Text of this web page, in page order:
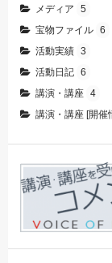
メディア
5
宝物ファイル 6
活動実績 3
活動日記 6
講演・講座 4
講演・講座 [開催